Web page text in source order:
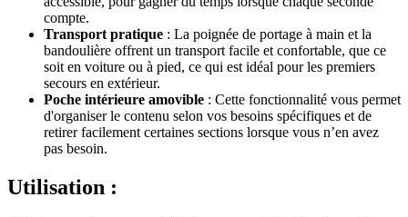
compte.
Transport pratique : La poignée de portage à main et la
bandoulière offrent un transport facile et confortable, que ce
soit en voiture ou à pied, ce qui est idéal pour les premiers
secours en extérieur.
Poche intérieure amovible : Cette fonctionnalité vous permet
d'organiser le contenu selon vos besoins spécifiques et de
retirer facilement certaines sections lorsque vous n’en avez
pas besoin.
Utilisation :